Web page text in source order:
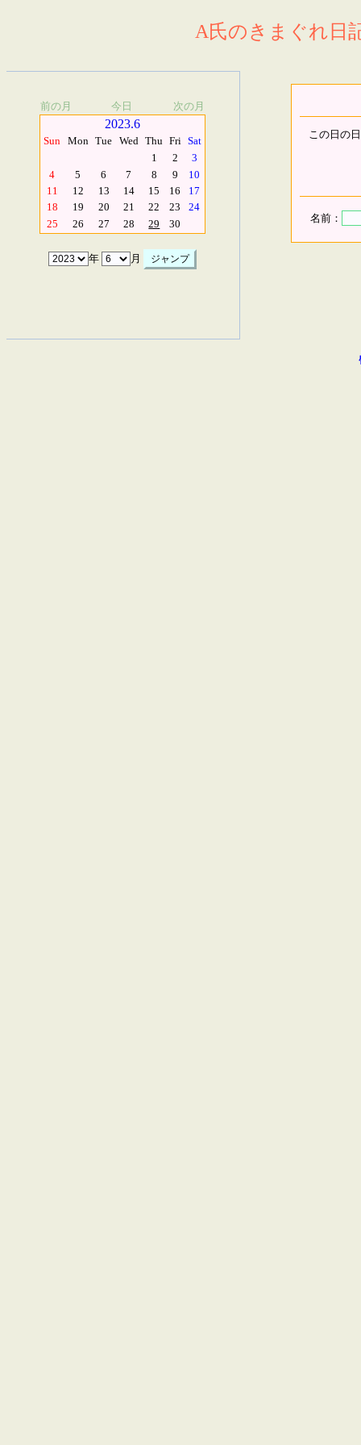
A氏のきまぐれ日
前の月 今日 次の月
2023.6
Sun Mon Tue Wed Thu Fri Sat
1
2
3
4
5 6 7 8 9
10
11
12 13 14 15 16
17
18
19 20 21 22 23
24
25
26 27 28 29 30
年 月
この日の
名前：